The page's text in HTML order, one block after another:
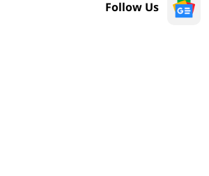
Follow Us